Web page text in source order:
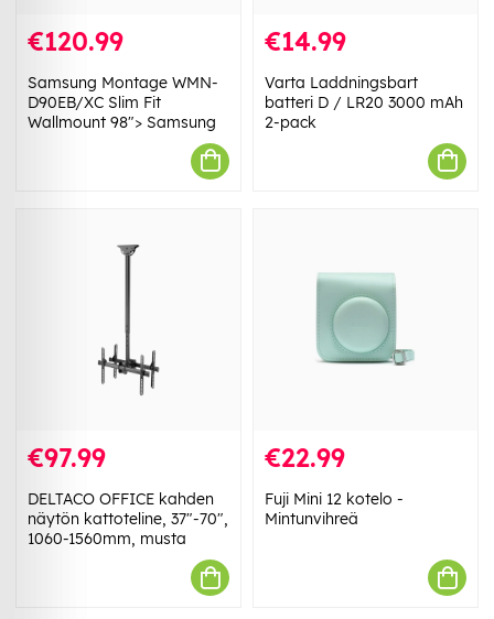
€120.99
Samsung Montage WMN-
D90EB/XC Slim Fit
Wallmount 98"> Samsung
€14.99
Varta Laddningsbart
batteri D / LR20 3000 mAh
2-pack
€97.99
DELTACO OFFICE kahden
näytön kattoteline, 37"-70",
1060-1560mm, musta
€22.99
Fuji Mini 12 kotelo -
Mintunvihreä